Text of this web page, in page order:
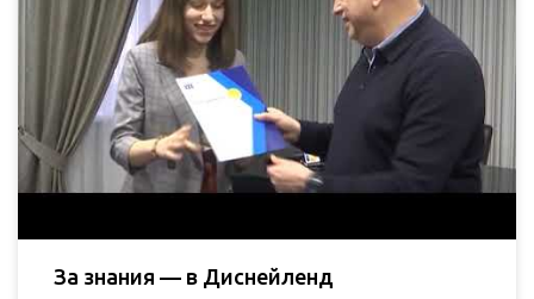
За знания — в Диснейленд